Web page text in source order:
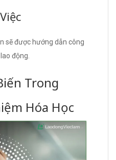
sẽ được hướng dẫn công
động.
Trong
Hóa Học